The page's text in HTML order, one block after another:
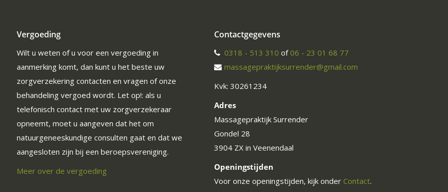
Vergoeding
Wilt u weten of u voor een vergoeding in
aanmerking komt, dan kunt u het beste uw
zorgverzekering contacten en vragen of onze
behandeling vergoed wordt. Let op!: als u
telefonisch contact met uw zorgverzekeraar
opneemt, moet u aangeven dat het om
natuurgeneeskundige consulten gaat en dat we
aangesloten zijn bij een beroepsvereniging.
Meer over de vergoeding
Contactgegevens
0318 - 513 310 of 06 - 23 01 68 77
massagepraktijksurrender@gmail.com
Kvk: 30261234
Adres
Massagepraktijk Surrender
Gondel 28
3904 ZX in Veenendaal
Openingstijden
Voor onze openingstijden, kijk onder Contact.